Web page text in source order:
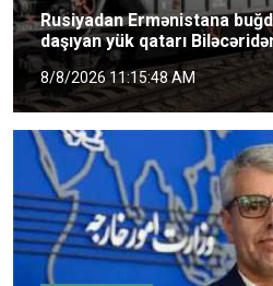
Rusiyadan Ermənistana
daşıyan yük qatarı
8/8/2026 11:15:48 AM